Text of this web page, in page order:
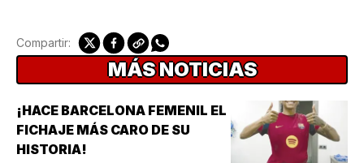
Compartir:
MÁS NOTICIAS
¡HACE BARCELONA FEMENIL EL
FICHAJE MÁS CARO DE SU
HISTORIA!